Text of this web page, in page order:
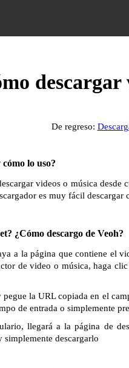
descargar
De regreso:
lo uso?
videos o música
es muy fácil descargar
¿Cómo descargo de Veoh?
a la página que contiene el
de video o música, haga
pegue la URL copiada en el
de entrada o simplemente
llegará a la página de
descargarlo